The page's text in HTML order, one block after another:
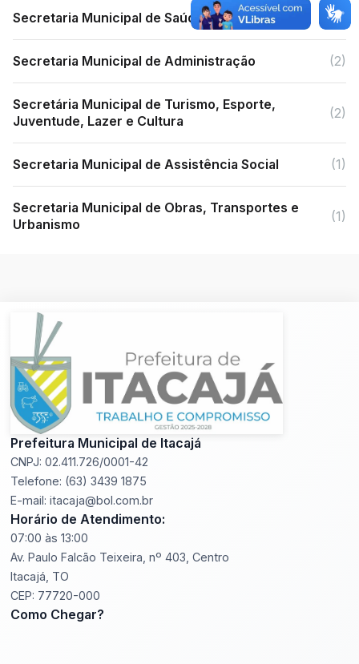
Secretaria Municipal de Saúde (2)
Secretaria Municipal de Administração (2)
Secretária Municipal de Turismo, Esporte,
Juventude, Lazer e Cultura
(2)
Secretaria Municipal de Assistência Social (1)
Secretaria Municipal de Obras, Transportes e
Urbanismo
(1)
Prefeitura Municipal de Itacajá
CNPJ: 02.411.726/0001-42
Telefone: (63) 3439 1875
E-mail: itacaja@bol.com.br
Horário de Atendimento:
07:00 às 13:00
Av. Paulo Falcão Teixeira, nº 403, Centro
Itacajá, TO
CEP: 77720-000
Como Chegar?